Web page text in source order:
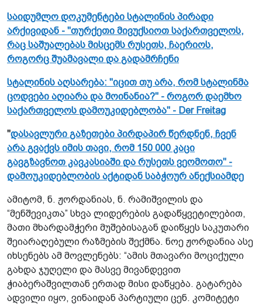
საიდუმლო დოკუმენტები სტალინის პირადი
არქივიდან - "თურქეთი მივუქსიოთ საქართველოს,
რაც საშუალებას მისცემს რუსეთს, ჩაერიოს,
როგორც შუამავალი და გადამრჩენი
სტალინის აღსარება: "იცით თუ არა, რომ სტალინმა
ცოდვები აღიარა და მოინანია?" - როგორ დაემხო
საქართველოს დამოუკიდებლობა" - Der Freitag
"დასავლური გაზეთები პირდაპირ წერდნენ, ჩვენ
არა გვაქვს იმის თავი, რომ 150 000 კაცი
გავგზავნოთ კავკასიაში და რუსეთს ვეომოთო" -
დამოუკიდებლობის აქტიდან საბჭოურ ანექსიამდე
ამიტომ, ნ. ჟორდანიას, ნ. რამიშვილის და
“მენშევიკთა” სხვა ლიდერების გადაწყვეტილებით,
მათი მხარდამჭერი მუშებისაგან დაიწყეს საკუთარი
შეიარაღებული რაზმების შექმნა. ნოე ჟორდანია ასე
იხსენებს ამ მოვლენებს: “ამის მთავარი მოციქული
გახდა ჯუღელი და მასვე მივანდევით
ჭიაბერაშვილთან ერთად მისი დაწყება. გატარება
ადვილი იყო, ვინაიდან პარტიული ცენ. კომიტეტი